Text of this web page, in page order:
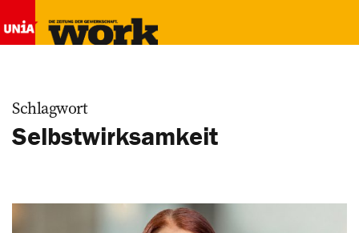
Schlagwort
Selbstwirksamkeit